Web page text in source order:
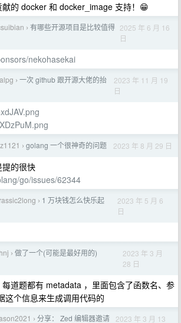
献的 docker 和 docker_image 支持！😁
› 有哪些开源项目是比较值得 2025 年 6 月 16
日
nekohasekai
› 一次 github 跟开源大佬的抬
2023 年 11 月 19
日
› golang 一个很神奇的问题 2023 年 8 月 29 日
的很快
go/issues/62344
› 1 万块钱怎么快乐起
2023 年 5 月 6
日
› 做了一个(可能是最好用的)
2023 年 3 月
28 日
道题都有 metadata ，里面包含了函数名、参
这个信息来生成调用代码的
› 分享： Zed 编辑器邀请 2023 年 3 月 13